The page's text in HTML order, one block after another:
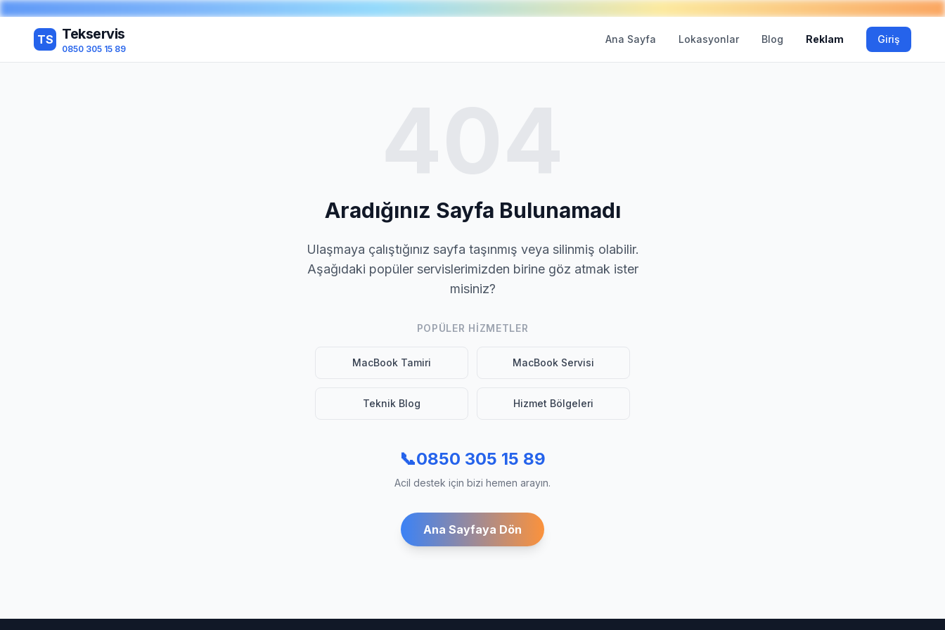
TS Tekservis
0850 305 15 89
Ana Sayfa Lokasyonlar Blog Reklam Giriş
Aradığınız Sayfa Bulunamadı
Ulaşmaya çalıştığınız sayfa taşınmış veya silinmiş olabilir.
Aşağıdaki popüler servislerimizden birine göz atmak ister
misiniz?
POPÜLER HIZMETLER
MacBook Tamiri MacBook Servisi
Teknik Blog Hizmet Bölgeleri
📞0850 305 15 89
Acil destek için bizi hemen arayın.
Ana Sayfaya Dön